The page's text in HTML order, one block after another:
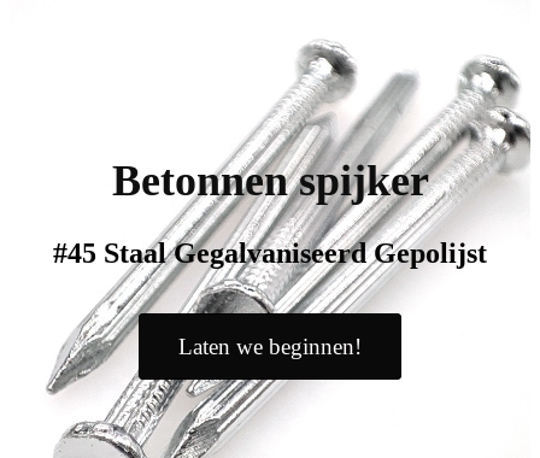
Betonnen spijker
#45 Staal Gegalvaniseerd Gepolijst
Laten we beginnen!